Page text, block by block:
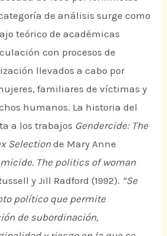
de análisis surge como
teórico de académicas
con procesos de
llevados a cabo por
familiares de víctimas y
humanos. La historia del
a los trabajos Gendercide: The
Selectionde Mary Anne
The politics of woman
y Jill Radford (1992). “Se
político que permite
de subordinación,